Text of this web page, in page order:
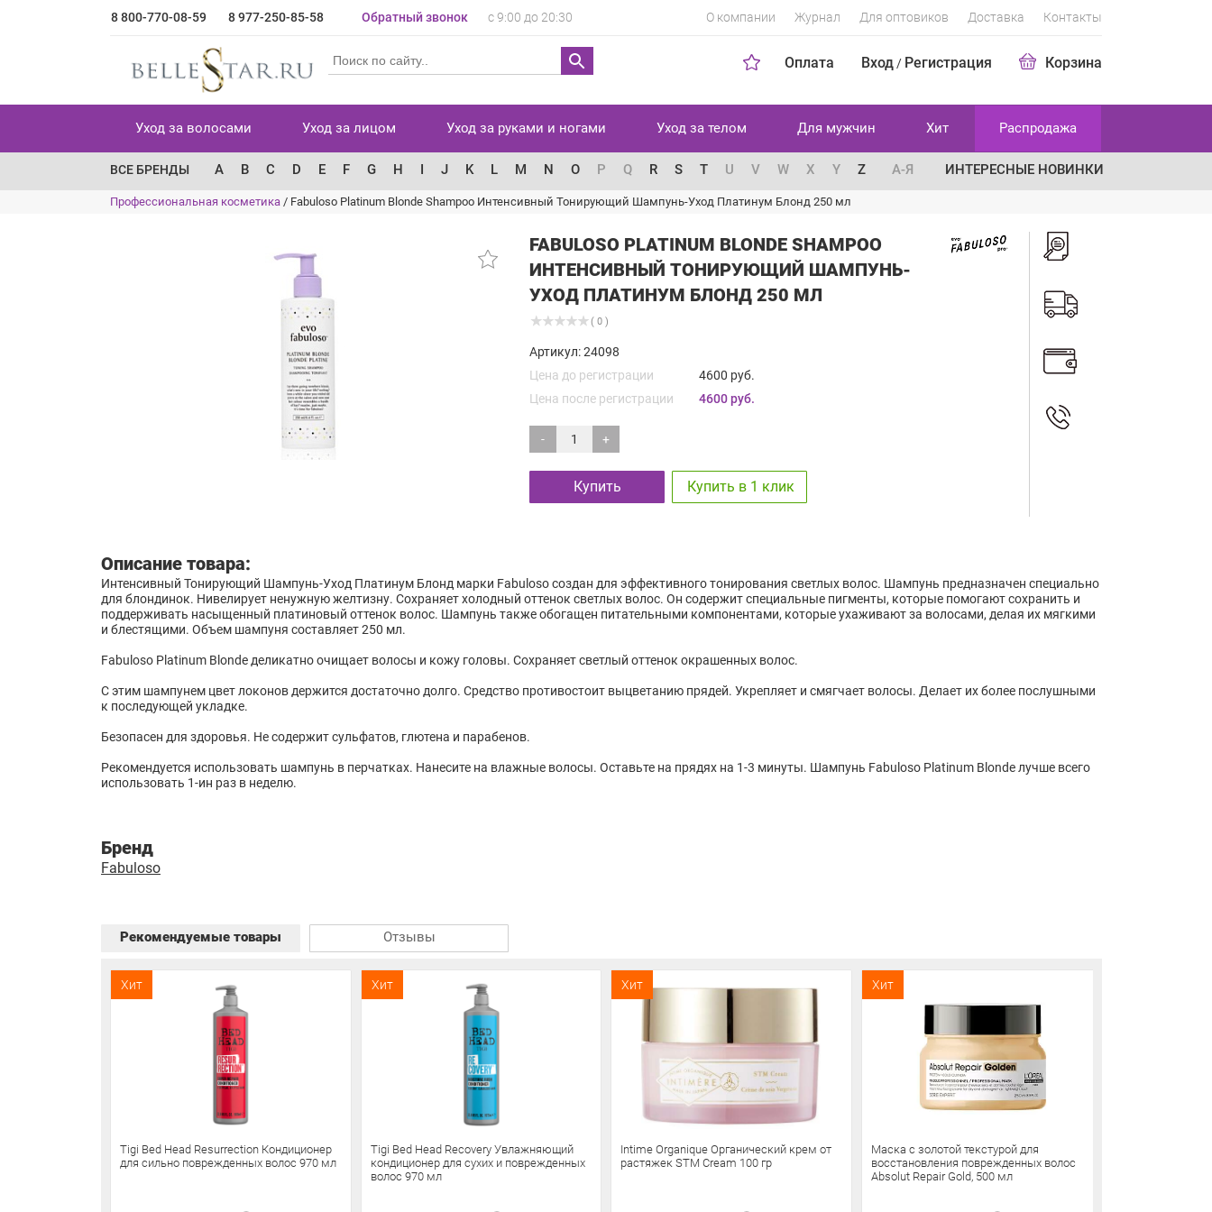
8 800-770-08-59 8 977-250-85-58 Обратный звонок с 9:00 до 20:30 О компании Журнал Для оптовиков Доставка Контакты
Оплата Вход / Регистрация Корзина
Уход за волосами Уход за лицом Уход за руками и ногами Уход за телом Для мужчин Хит Распродажа
ВСЕ БРЕНДЫ A B C D E F G H I J K L M N O P Q R S T U V W X Y Z А-Я ИНТЕРЕСНЫЕ НОВИНКИ
Профессиональная косметика / Fabuloso Platinum Blonde Shampoo Интенсивный Тонирующий Шампунь-Уход Платинум Блонд 250 мл
FABULOSO PLATINUM BLONDE SHAMPOO
ИНТЕНСИВНЫЙ ТОНИРУЮЩИЙ ШАМПУНЬ-
УХОД ПЛАТИНУМ БЛОНД 250 МЛ
( 0 )
Артикул: 24098
Цена до регистрации
4600 руб.
Цена после регистрации
4600 руб.
- +
Купить Купить в 1 клик
Описание товара:
Интенсивный Тонирующий Шампунь-Уход Платинум Блонд марки Fabuloso создан для эффективного тонирования светлых волос. Шампунь предназначен специально
для блондинок. Нивелирует ненужную желтизну. Сохраняет холодный оттенок светлых волос. Он содержит специальные пигменты, которые помогают сохранить и
поддерживать насыщенный платиновый оттенок волос. Шампунь также обогащен питательными компонентами, которые ухаживают за волосами, делая их мягкими
и блестящими. Объем шампуня составляет 250 мл.
Fabuloso Platinum Blonde деликатно очищает волосы и кожу головы. Сохраняет светлый оттенок окрашенных волос.
С этим шампунем цвет локонов держится достаточно долго. Средство противостоит выцветанию прядей. Укрепляет и смягчает волосы. Делает их более послушными
к последующей укладке.
Безопасен для здоровья. Не содержит сульфатов, глютена и парабенов.
Рекомендуется использовать шампунь в перчатках. Нанесите на влажные волосы. Оставьте на прядях на 1-3 минуты. Шампунь Fabuloso Platinum Blonde лучше всего
использовать 1-ин раз в неделю.
Бренд
Fabuloso
Рекомендуемые товары Отзывы
Хит
Tigi Bed Head Resurrection Кондиционер
для сильно поврежденных волос 970 мл
Хит
Tigi Bed Head Recovery Увлажняющий
кондиционер для сухих и поврежденных
волос 970 мл
Хит
Intime Organique Органический крем от
растяжек STM Cream 100 гр
Хит
Маска с золотой текстурой для
восстановления поврежденных волос
Absolut Repair Gold, 500 мл